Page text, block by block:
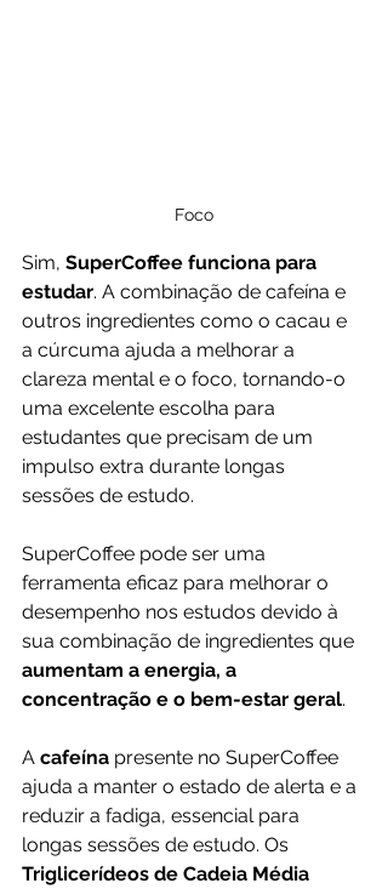
Foco
Sim, SuperCoffee funciona para
estudar. A combinação de cafeína e
outros ingredientes como o cacau e
a cúrcuma ajuda a melhorar a
clareza mental e o foco, tornando-o
uma excelente escolha para
estudantes que precisam de um
impulso extra durante longas
sessões de estudo.
SuperCoffee pode ser uma
ferramenta eficaz para melhorar o
desempenho nos estudos devido à
sua combinação de ingredientes que
aumentam a energia, a
concentração e o bem-estar geral.
A cafeína presente no SuperCoffee
ajuda a manter o estado de alerta e a
reduzir a fadiga, essencial para
longas sessões de estudo. Os
Triglicerídeos de Cadeia Média